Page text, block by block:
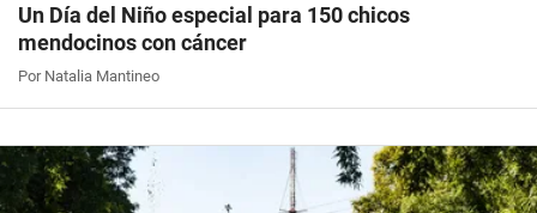
Un Día del Niño especial para 150 chicos
mendocinos con cáncer
Por Natalia Mantineo